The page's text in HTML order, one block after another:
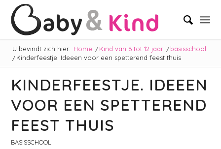
U bevindt zich hier: Home / Kind van 6 tot 12 jaar / basisschool
/ Kinderfeestje. Ideeen voor een spetterend feest thuis
KINDERFEESTJE. IDEEEN
VOOR EEN SPETTEREND
FEEST THUIS
BASISSCHOOL